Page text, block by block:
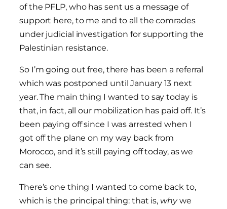
of the PFLP, who has sent us a message of
support here, to me and to all the comrades
under judicial investigation for supporting the
Palestinian resistance.
So I’m going out free, there has been a referral
which was postponed until January 13 next
year. The main thing I wanted to say today is
that, in fact, all our mobilization has paid off. It’s
been paying off since I was arrested when I
got off the plane on my way back from
Morocco, and it’s still paying off today, as we
can see.
There’s one thing I wanted to come back to,
which is the principal thing: that is, whywe